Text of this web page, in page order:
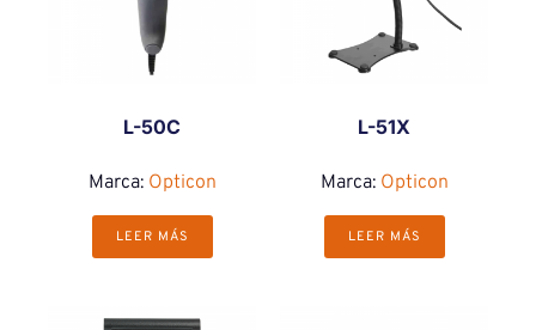
L-50C
Marca: Opticon
LEER MÁS
L-51X
Marca: Opticon
LEER MÁS